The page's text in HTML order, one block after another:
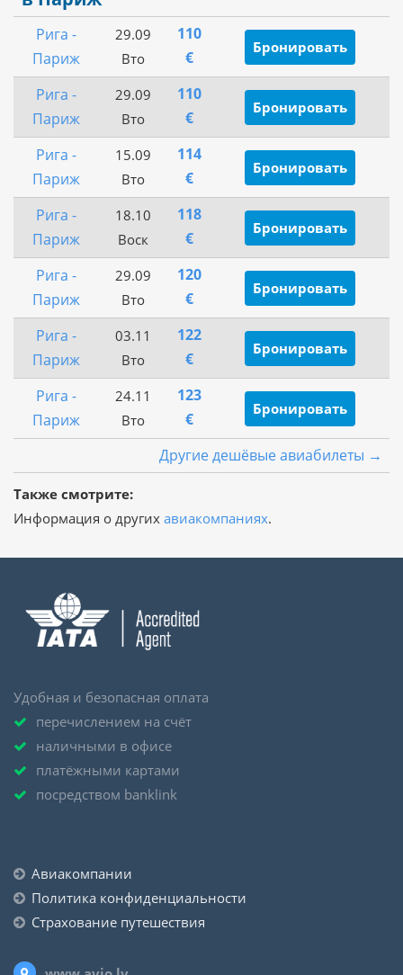
Другие дешёвые авиабилеты →
Рига -
Париж
29.09
Вто
110
€
Бронировать
Рига -
Париж
29.09
Вто
110
€
Бронировать
Рига -
Париж
15.09
Вто
114
€
Бронировать
Рига -
Париж
18.10
Воск
118
€
Бронировать
Рига -
Париж
29.09
Вто
120
€
Бронировать
Рига -
Париж
03.11
Вто
122
€
Бронировать
Рига -
Париж
24.11
Вто
123
€
Бронировать
Также смотрите:
Информация о других авиакомпаниях.
Удобная и безопасная оплата
перечислением на счёт
наличными в офисе
платёжными картами
посредством banklink
Авиакомпании
Политика конфиденциальности
Страхование путешествия